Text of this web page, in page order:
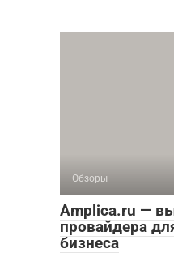
Обзоры
Amplica.ru —
провайдера
бизнеса